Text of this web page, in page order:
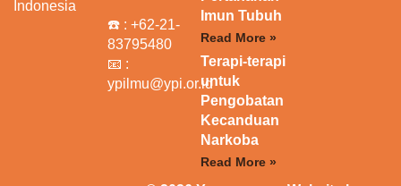
Indonesia
☎️ : +62-21-
83795480
📧 :
ypilmu@ypi.or.id
Imun Tubuh
Read More »
Terapi-terapi
untuk
Pengobatan
Kecanduan
Narkoba
Read More »